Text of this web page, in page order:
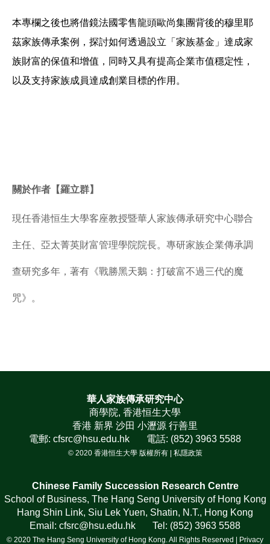
本專欄之後也將借鏡法國零售龍頭歐尚集團背後的穆里耶
茲家族傳承案例，探討如何透過設立「家族基金」達成家
族財富的保值和增值，同時又具有提高企業市值穩定性，
以及支持家族成員達成創業目標的作用。
關於作者【羅立群】
現任香港恒生大學客座教授暨華人家族傳承研究中心聯合
主任、亞太菁英財富管理學院院長。專研家族企業傳承調
查研究多年，著有《戰勝黑天鵝：打破富不過三代的魔
咒》。
華人家族傳承研究中心
商學院, 香港恒生大學
香港 新界 沙田 小瀝源 行善里
電郵: cfsrc@hsu.edu.hk 電話: (852) 3963 5588
© 2020 香港恒生大學 版權所有 | 私隱政策
Chinese Family Succession Research Centre
School of Business, The Hang Seng University of Hong Kong
Hang Shin Link, Siu Lek Yuen, Shatin, N.T., Hong Kong
Email: cfsrc@hsu.edu.hk Tel: (852) 3963 5588
© 2020 The Hang Seng University of Hong Kong. All Rights Reserved | Privacy